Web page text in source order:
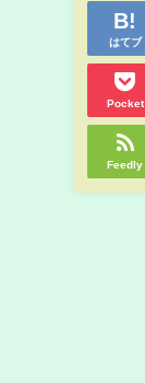
はてブ
Pocket
Feedly